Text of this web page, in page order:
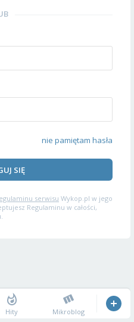
nie pamiętam hasła
SIĘ
serwisu Wykop.pl w jego
Regulaminu w całości,
Hity Mikroblog